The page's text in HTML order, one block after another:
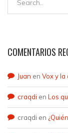
COMENTARIOS
Juan en Vox y
craqdi en Los
craqdi en